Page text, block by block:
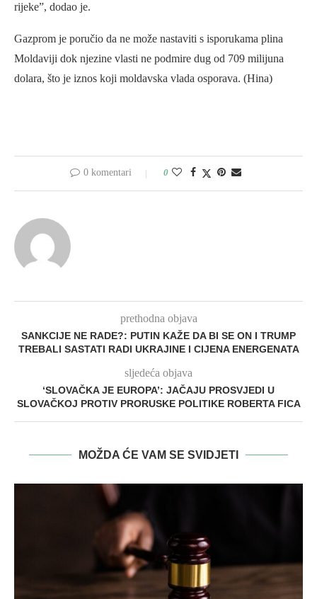
rijeke”, dodao je.
Gazprom je poručio da ne može nastaviti s isporukama plina
Moldaviji dok njezine vlasti ne podmire dug od 709 milijuna
dolara, što je iznos koji moldavska vlada osporava. (Hina)
0 komentari 0
prethodna objava
SANKCIJE NE RADE?: PUTIN KAŽE DA BI SE ON I TRUMP
TREBALI SASTATI RADI UKRAJINE I CIJENA ENERGENATA
sljedeća objava
‘SLOVAČKA JE EUROPA’: JAČAJU PROSVJEDI U
SLOVAČKOJ PROTIV PRORUSKE POLITIKE ROBERTA FICA
MOŽDA ĆE VAM SE SVIDJETI